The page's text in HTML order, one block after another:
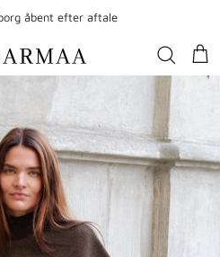
åbent efter aftale